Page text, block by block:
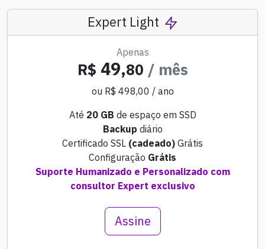
Expert Light
Apenas
R$ 49,80 / mês
ou R$ 498,00 / ano
Até 20 GB de espaço em SSD
Backup diário
Certificado SSL (cadeado) Grátis
Configuração Grátis
Suporte Humanizado e Personalizado com
consultor Expert exclusivo
Assine